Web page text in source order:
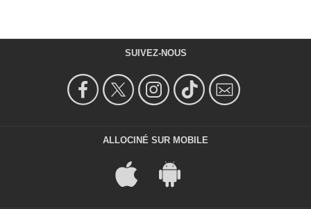
SUIVEZ-NOUS
ALLOCINÉ SUR MOBILE